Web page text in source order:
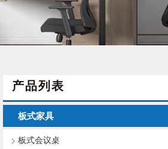
产品列表
板式家具
板式会议桌